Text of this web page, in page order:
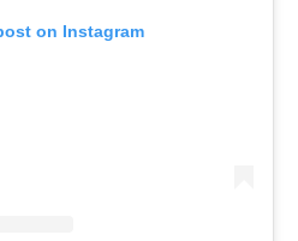
on Instagram